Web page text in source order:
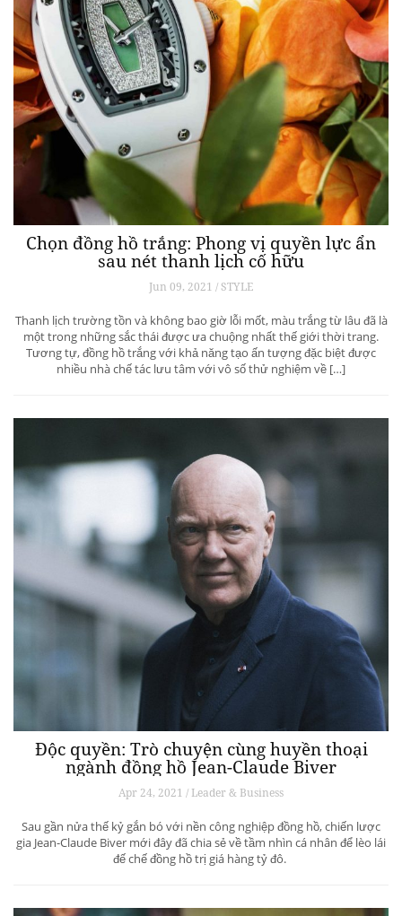
Chọn đồng hồ trắng: Phong vị quyền lực ẩn
sau nét thanh lịch cố hữu
Jun 09, 2021 / STYLE
Thanh lịch trường tồn và không bao giờ lỗi mốt, màu trắng từ lâu đã là
một trong những sắc thái được ưa chuộng nhất thế giới thời trang.
Tương tự, đồng hồ trắng với khả năng tạo ấn tượng đặc biệt được
nhiều nhà chế tác lưu tâm với vô số thử nghiệm về […]
Độc quyền: Trò chuyện cùng huyền thoại
ngành đồng hồ Jean-Claude Biver
Apr 24, 2021 / Leader & Business
Sau gần nửa thế kỷ gắn bó với nền công nghiệp đồng hồ, chiến lược
gia Jean-Claude Biver mới đây đã chia sẻ về tầm nhìn cá nhân để lèo lái
đế chế đồng hồ trị giá hàng tỷ đô.